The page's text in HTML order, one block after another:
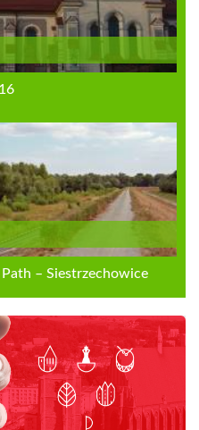
– Siestrzechowice